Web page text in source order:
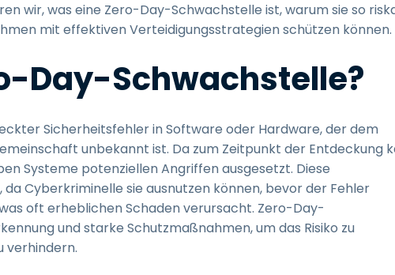
Alle Bedürfnisse
entdecken
Alle
wir, was eine Zero-Day-Schwachstelle ist, warum sie so
mit effektiven Verteidigungsstrategien schützen können.
Day-Schwachstelle?
Sicherheitsfehler in Software oder Hardware, der dem
unbekannt ist. Da zum Zeitpunkt der Entdeckung
Systeme potenziellen Angriffen ausgesetzt. Diese
Cyberkriminelle sie ausnutzen können, bevor der Fehler
oft erheblichen Schaden verursacht. Zero-Day-
und starke Schutzmaßnahmen, um das Risiko zu
verhindern.